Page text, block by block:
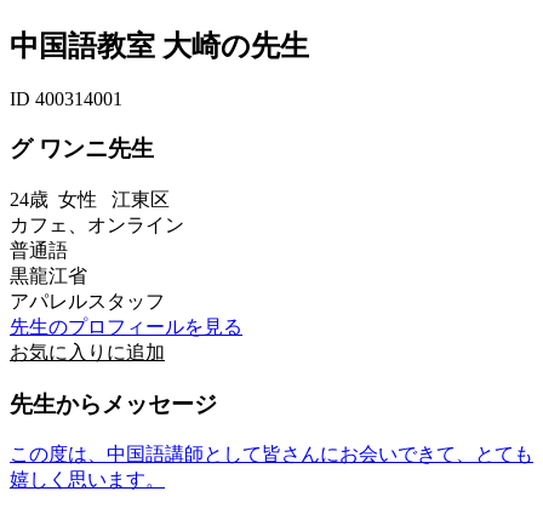
中国語教室 大崎の先生
ID 400314001
グ ワンニ先生
24歳 女性 江東区
カフェ、オンライン
普通語
黒龍江省
アパレルスタッフ
先生のプロフィールを見る
お気に入りに追加
先生からメッセージ
この度は、中国語講師として皆さんにお会いできて、とても
嬉しく思います。